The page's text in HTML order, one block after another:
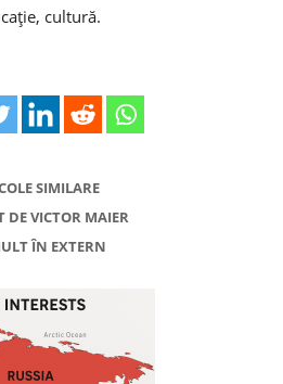
cultură.
SIMILARE
DE VICTOR MAIER
ÎN EXTERN